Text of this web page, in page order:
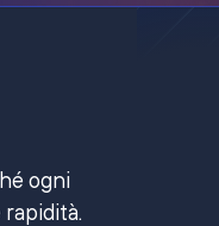
ogni